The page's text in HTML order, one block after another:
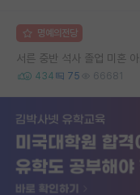
명예의전당
서른 중반 석사 졸업 미혼
434 75 66681